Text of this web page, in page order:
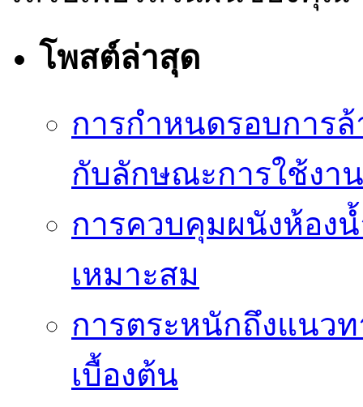
โพสต์ล่าสุด
การกำหนดรอบการล้
กับลักษณะการใช้งาน
การควบคุมผนังห้อง
เหมาะสม
การตระหนักถึงแนว
เบื้องต้น